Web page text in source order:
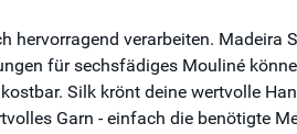
hervorragend verarbeiten. Madeira
für sechsfädiges Mouliné
Silk krönt deine wertvolle
Garn - einfach die benötigte